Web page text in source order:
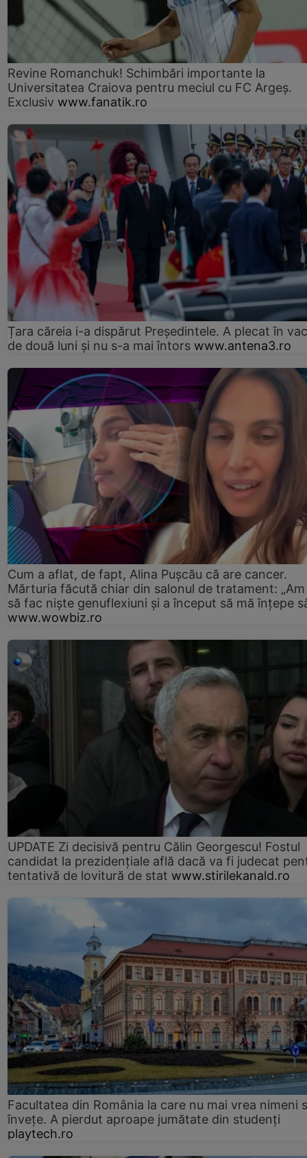
Revine Romanchuk! Schimbări importante la
Universitatea Craiova pentru meciul cu FC Argeş.
Exclusiv www.fanatik.ro
Țara căreia i-a dispărut Președintele. A plecat în
de două luni și nu s-a mai întors www.antena3.ro
Cum a aflat, de fapt, Alina Pușcău că are cancer.
Mărturia făcută chiar din salonul de tratament:
să fac niște genuflexiuni și a început să mă înțepe
www.wowbiz.ro
UPDATE Zi decisivă pentru Călin Georgescu! Fostul
candidat la prezidențiale află dacă va fi judecat
tentativă de lovitură de stat www.stirilekanald.ro
Facultatea din România la care nu mai vrea nimeni
înveţe. A pierdut aproape jumătate din studenţi
playtech.ro